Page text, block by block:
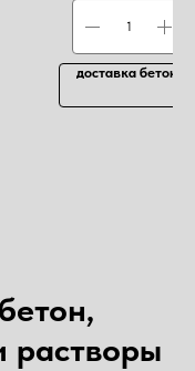
доставка бетона
растворы